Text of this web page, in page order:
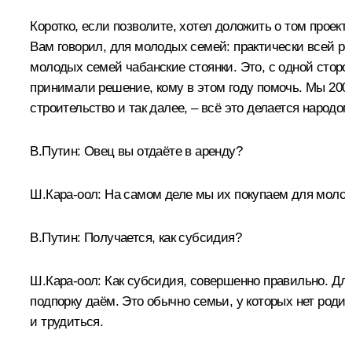
Коротко, если позволите, хотел доложить о том
Вам говорил, для молодых семей: практически всей
молодых семей чабанские стоянки. Это, с одной
принимали решение, кому в этом году помочь. Мы
строительство и так далее, – всё это делается
В.Путин: Овец вы отдаёте в аренду?
Ш.Кара-оол: На самом деле мы их покупаем для
В.Путин: Получается, как субсидия?
Ш.Кара-оол: Как субсидия, совершенно правильно.
подпорку даём. Это обычно семьи, у которых нет
и трудиться.